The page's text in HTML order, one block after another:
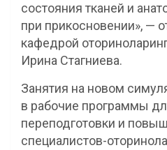
состояния тканей и
при прикосновении», —
кафедрой
Ирина Стагниева.
Занятия на новом
в рабочие программы
переподготовки и
специалистов-